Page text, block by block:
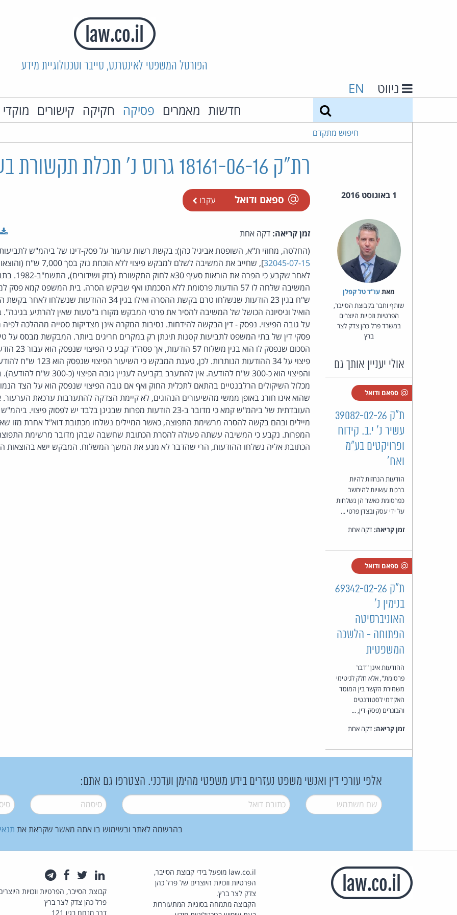
הפורטל המשפטי לאינטרנט, סייבר וטכנולוגיית מידע
ניווט EN
חדשות מאמרים פסיקה חקיקה קישורים
חיפוש מתקדם
רת"ק 18161-06-16 גרוס נ' תכלת תקשורת בע"מ
1 באוגוסט 2016 ספאם ודואל עקבו
מאת‏עו"ד טל קפלן
שותף וחבר בקבוצת הסייבר,
הפרטיות וזכויות היוצרים
במשרד פרל כהן צדק לצר
ברץ
אולי יעניין אותך גם
ספאם ודואל
ת"ק 39082-02-26
עשיר נ' י.ב. קידוח
ופרויקטים בע"מ
ואח'
הודעות הנחזות להיות
ברכות עשויות להיחשב
כפרסומת כאשר הן נשלחות
על ידי עסק ובצדן פרטי ...
זמן קריאה:דקה אחת
ספאם ודואל
ת"ק 69342-02-26
בנימין נ'
האוניברסיטה
הפתוחה - הלשכה
המשפטית
ההודעות אינן "דבר
פרסומת", אלא חלק לגיטימי
משמירת הקשר בין המוסד
האקדמי לסטודנטים
והבוגרים (פסק-דין, ...
זמן קריאה:דקה אחת
זמן קריאה: דקה אחת
(החלטה, מחוזי ת"א, השופטת אביגיל כהן): בקשת רשות ערעור על פסק-דינו של ביהמ"ש
32045-07-15
לאחר שקבע כי
ש"ח בגין 23 הודעות שנשלחו טרם בקשת ההסרה ואילו בגין 34
הואיל וניסיונה הכושל של המשיבה להסיר את פרטי המבקש מקורו ב"טעות שאין להרתיע
על גובה הפיצוי. נפסק - דין הבקשה להידחות. נסיבות המקרה אינן מצדיקות סטייה מההלכה
פסקי דין של בתי המשפט לתביעות קטנות תינתן רק במקרים חריגים ביותר. המבקשת מבסס על
הסכום שנפסק לו
פיצוי על 34 ההודעות הנותרות.
והפיצוי הוא כ-300 ש"ח להודעה. אין להתערב
מכלול השיקולים הרלבנטיים בהתאם לתכלית החוק ואף אם גובה הפיצוי שנפסק הוא על הצד
שהוא אינו חורג באופן ממשי מהשיעורים הנהוגים, לא קיימת הצדקה להתערבות ערכאת הערעור.
העובדתית של ביהמ"ש קמא כי מדובר ב-23 הודעות מפרות שבגינן בלבד יש לפסוק
מיילים ובהם בקשה להסרה מרשימת התפוצה, כאשר המיילים נשלחו מכתובת דוא"ל אחרת מזו
המפרות. נקבע כי המשיבה עשתה פעולה להסרת הכתובת שחשבה שבהן מדובר מרשימת התפוצה,
הכתובת אליה נשלחו ההודעות, הרי שהדבר לא מנע את המשך המשלוח. המבקש ישא בהוצאות המשיבה
אלפי עורכי דין ואנשי משפט נעזרים בידע משפטי מהימן ועדכני. הצטרפו גם אתם:
שם משתמש* דואל* סיסמה*
בהרשמה לאתר ובשימוש בו אתה מאשר שקראת את
law.co.il מופעל בידי קבוצת הסייבר,
הפרטיות וזכויות היוצרים של פרל כהן
צדק לצר ברץ.
הקבוצה מתמחה בסוגיות המתעוררות
לינקדאין
טוויטרפייסבוק
קבוצת הסייבר, הפרטיות וזכויות
פרל כהן צדק לצר ברץ
דרך מנחם בגין 121